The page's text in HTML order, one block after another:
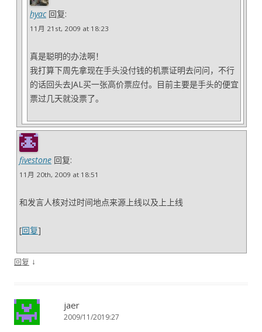
hyac回复:
11月 21st, 2009 at 18:23
真是聪明的办法啊！
我打算下周先拿现在手头没付钱的机票证明去问问，不行
的话回头去JAL买一张高价票应付。目前主要是手头的便宜
票过几天就没票了。
fivestone 回复:
11月 20th, 2009 at 18:51
和发言人核对过时间地点来源上线以及上上线
[回复]
回复 ↓
jaer
2009/11/2019:27